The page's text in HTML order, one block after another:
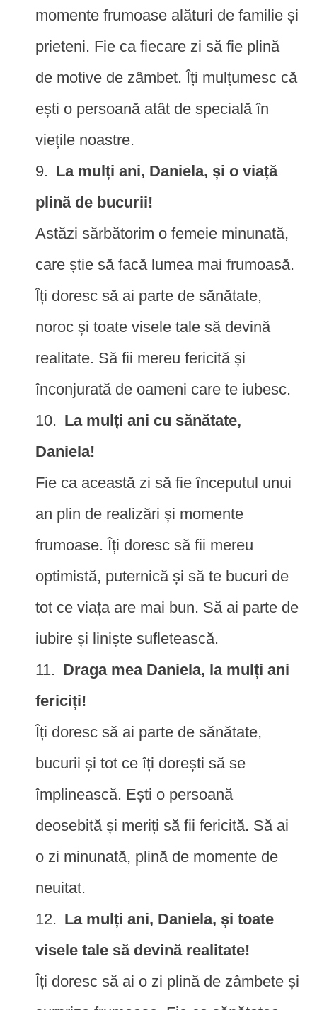
momente frumoase alături de familie și
prieteni. Fie ca fiecare zi să fie plină
de motive de zâmbet. Îți mulțumesc că
ești o persoană atât de specială în
viețile noastre.
La mulți ani, Daniela, și o viață
plină de bucurii!
Astăzi sărbătorim o femeie minunată,
care știe să facă lumea mai frumoasă.
Îți doresc să ai parte de sănătate,
noroc și toate visele tale să devină
realitate. Să fii mereu fericită și
înconjurată de oameni care te iubesc.
La mulți ani cu sănătate,
Daniela!
Fie ca această zi să fie începutul unui
an plin de realizări și momente
frumoase. Îți doresc să fii mereu
optimistă, puternică și să te bucuri de
tot ce viața are mai bun. Să ai parte de
iubire și liniște sufletească.
Draga mea Daniela, la mulți ani
fericiți!
Îți doresc să ai parte de sănătate,
bucurii și tot ce îți dorești să se
împlinească. Ești o persoană
deosebită și meriți să fii fericită. Să ai
o zi minunată, plină de momente de
neuitat.
La mulți ani, Daniela, și toate
visele tale să devină realitate!
Îți doresc să ai o zi plină de zâmbete și